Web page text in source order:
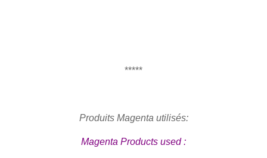
*****
Produits Magenta utilisés:
Magenta Products used :